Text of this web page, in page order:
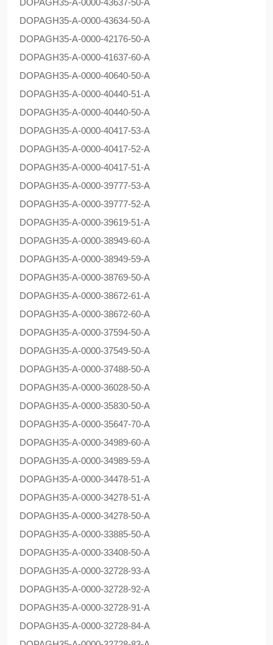
DOPAGH35-A-0000-43637-50-A
DOPAGH35-A-0000-43634-50-A
DOPAGH35-A-0000-42176-50-A
DOPAGH35-A-0000-41637-60-A
DOPAGH35-A-0000-40640-50-A
DOPAGH35-A-0000-40440-51-A
DOPAGH35-A-0000-40440-50-A
DOPAGH35-A-0000-40417-53-A
DOPAGH35-A-0000-40417-52-A
DOPAGH35-A-0000-40417-51-A
DOPAGH35-A-0000-39777-53-A
DOPAGH35-A-0000-39777-52-A
DOPAGH35-A-0000-39619-51-A
DOPAGH35-A-0000-38949-60-A
DOPAGH35-A-0000-38949-59-A
DOPAGH35-A-0000-38769-50-A
DOPAGH35-A-0000-38672-61-A
DOPAGH35-A-0000-38672-60-A
DOPAGH35-A-0000-37594-50-A
DOPAGH35-A-0000-37549-50-A
DOPAGH35-A-0000-37488-50-A
DOPAGH35-A-0000-36028-50-A
DOPAGH35-A-0000-35830-50-A
DOPAGH35-A-0000-35647-70-A
DOPAGH35-A-0000-34989-60-A
DOPAGH35-A-0000-34989-59-A
DOPAGH35-A-0000-34478-51-A
DOPAGH35-A-0000-34278-51-A
DOPAGH35-A-0000-34278-50-A
DOPAGH35-A-0000-33885-50-A
DOPAGH35-A-0000-33408-50-A
DOPAGH35-A-0000-32728-93-A
DOPAGH35-A-0000-32728-92-A
DOPAGH35-A-0000-32728-91-A
DOPAGH35-A-0000-32728-84-A